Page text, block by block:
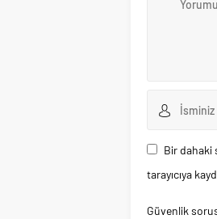
Bir dahaki
tarayıcıya
Güvenlik